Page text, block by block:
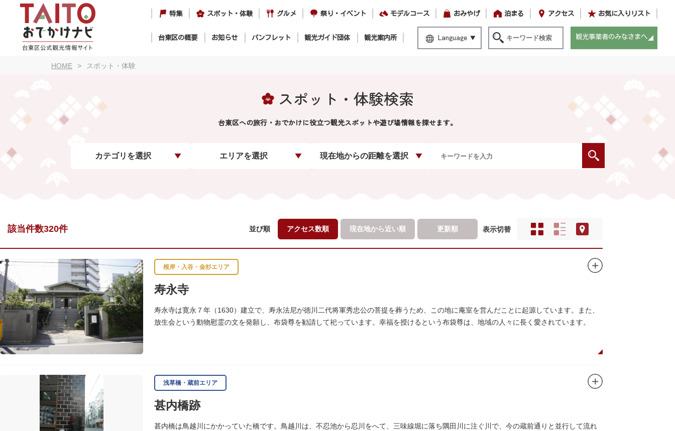
特集 スポット・体験 グルメ 祭り・イベント モデルコース おみやげ 泊まる アクセス お気に入りリスト
台東区の概要 お知らせ パンフレット 観光ガイド団体 観光案内所 Language 観光事業者のみなさまへ
HOME スポット・体験
スポット・体験検索
台東区への旅行・おでかけに役立つ観光スポットや遊び場情報を探せます。
カテゴリを選択 エリアを選択 現在地からの距離を選択
該当件数320件 並び順 アクセス数順 現在地から近い順 更新順 表示切替
根岸・入谷・金杉エリア
寿永寺
寿永寺は寛永７年（1630）建立で、寿永法尼が徳川二代将軍秀忠公の菩提を葬うため、この地に庵室を営んだことに起源しています。また、
放生会という動物慰霊の文を発願し、布袋尊を勧請して祀っています。幸福を授けるという布袋尊は、地域の人々に長く愛されています。
浅草橋・蔵前エリア
甚内橋跡
甚内橋は鳥越川にかかっていた橋です。鳥越川は、不忍池から忍川をへて、三味線堀に落ち隅田川に注ぐ川で、今の蔵前通りと並行して流れ